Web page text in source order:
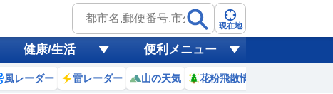
現在地
健康/生活 便利メニュー
風レーダー 雷レーダー 山の天気 花粉飛散情報